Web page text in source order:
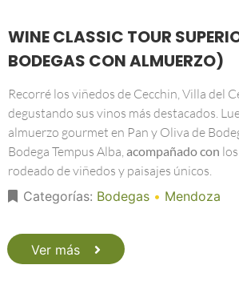
WINE CLASSIC TOUR
BODEGAS CON ALMUERZO)
Recorré los viñedos de Cecchin, Villa del
degustando sus vinos más destacados.
almuerzo gourmet en Pan y Oliva de
Bodega Tempus Alba, acompañado con
rodeado de viñedos y paisajes únicos.
Categorías: Bodegas • Mendoza
Ver más